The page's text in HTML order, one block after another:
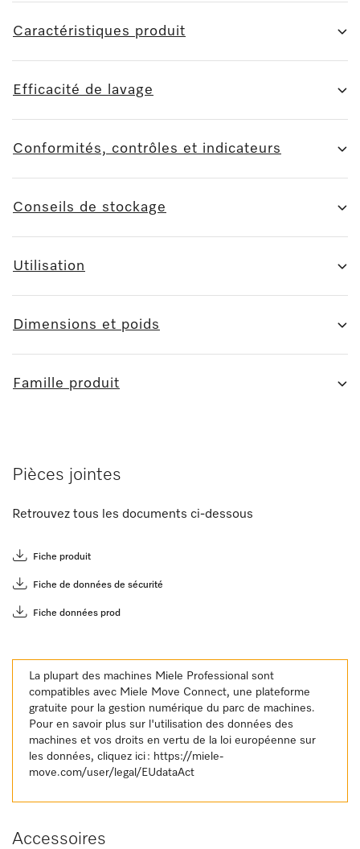
Caractéristiques produit
Efficacité de lavage
Conformités, contrôles et indicateurs
Conseils de stockage
Utilisation
Dimensions et poids
Famille produit
Pièces jointes
Retrouvez tous les documents ci-dessous
Fiche produit
Fiche de données de sécurité
Fiche données prod
La plupart des machines Miele Professional sont
compatibles avec Miele Move Connect, une plateforme
gratuite pour la gestion numérique du parc de machines.
Pour en savoir plus sur l'utilisation des données des
machines et vos droits en vertu de la loi européenne sur
les données, cliquez ici : https://miele-
move.com/user/legal/EUdataAct
Accessoires